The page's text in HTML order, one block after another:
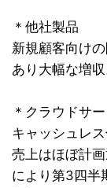
＊他社製品
新規顧客向け
あり大幅な増収
＊クラウドサ
キャッシュレ
売上はほぼ計
により第3四半